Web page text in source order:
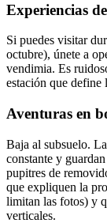
Experiencias
Si puedes visitar
octubre), únete a
vendimia. Es
estación que define
Aventuras en
Baja al subsuelo.
constante y
pupitres de
que expliquen la
limitan las fotos) y
verticales.